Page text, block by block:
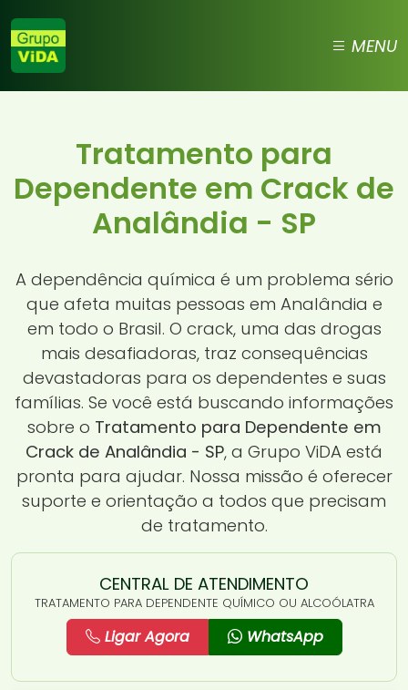
MENU
Tratamento para
Dependente em Crack de
Analândia - SP
A dependência química é um problema sério
que afeta muitas pessoas em Analândia e
em todo o Brasil. O crack, uma das drogas
mais desafiadoras, traz consequências
devastadoras para os dependentes e suas
famílias. Se você está buscando informações
sobre o Tratamento para Dependente em
Crack de Analândia - SP, a Grupo ViDA está
pronta para ajudar. Nossa missão é oferecer
suporte e orientação a todos que precisam
de tratamento.
CENTRAL DE ATENDIMENTO
TRATAMENTO PARA DEPENDENTE QUÍMICO OU ALCOÓLATRA
Ligar Agora WhatsApp